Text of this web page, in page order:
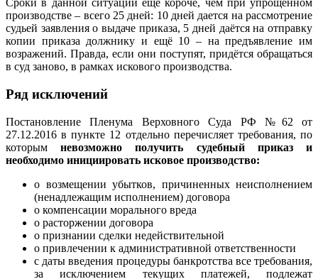
Сроки в данной ситуации ещё короче, чем при упрощенном
производстве – всего 25 дней: 10 дней дается на рассмотрение
судьей заявления о выдаче приказа, 5 дней даётся на отправку
копии приказа должнику и ещё 10 – на предъявление им
возражений. Правда, если они поступят, придётся обращаться
в суд заново, в рамках искового производства.
Ряд исключений
Постановление Пленума Верховного Суда РФ №62 от
27.12.2016 в пункте 12 отдельно перечисляет требования, по
которымневозможно получить судебный приказ и
необходимо инициировать исковое производство:
о возмещении убытков, причиненных неисполнением
(ненадлежащим исполнением) договора
о компенсации морального вреда
о расторжении договора
о признании сделки недействительной
о привлечении к административной ответственности
с даты введения процедуры банкротства все требования,
за исключением текущих платежей, подлежат